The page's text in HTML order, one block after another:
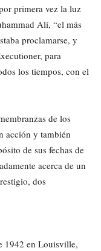
primera vez la luz
Alí, “el más
proclamarse, y
para
los tiempos, con el
de los
acción y también
de sus fechas de
acerca de un
dos
1942 en Louisville,